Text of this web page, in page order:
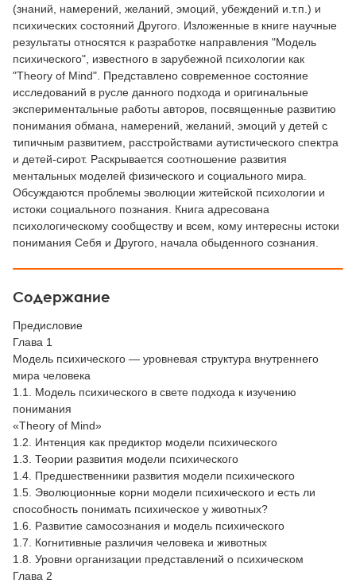
(знаний, намерений, желаний, эмоций, убеждений и.т.п.) и
психических состояний Другого. Изложенные в книге научные
результаты относятся к разработке направления "Модель
психического", известного в зарубежной психологии как
"Theory of Mind". Представлено современное состояние
исследований в русле данного подхода и оригинальные
экспериментальные работы авторов, посвященные развитию
понимания обмана, намерений, желаний, эмоций у детей с
типичным развитием, расстройствами аутистического спектра
и детей-сирот. Раскрывается соотношение развития
ментальных моделей физического и социального мира.
Обсуждаются проблемы эволюции житейской психологии и
истоки социального познания. Книга адресована
психологическому сообществу и всем, кому интересны истоки
понимания Себя и Другого, начала обыденного сознания.
Содержание
Предисловие
Глава 1
Модель психического — уровневая структура внутреннего
мира человека
1.1. Модель психического в свете подхода к изучению
понимания
«Theory of Mind»
1.2. Интенция как предиктор модели психического
1.3. Теории развития модели психического
1.4. Предшественники развития модели психического
1.5. Эволюционные корни модели психического и есть ли
способность понимать психическое у животных?
1.6. Развитие самосознания и модель психического
1.7. Когнитивные различия человека и животных
1.8. Уровни организации представлений о психическом
Глава 2